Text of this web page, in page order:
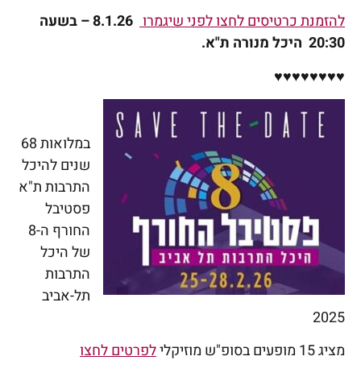
להזמנת כרטיסים לחצו לפני שיגמרו
8.1.26 – בשעה
20:30 היכל מנורה ת"א.
♥♥♥♥♥♥♥♥
במלואות 68
שנים להיכל
התרבות ת"א
פסטיבל
החורף ה-8
של היכל
התרבות
תל-אביב
2025
מציג 15 מופעים בסופ"ש מוזיקלי
לפרטים לחצו